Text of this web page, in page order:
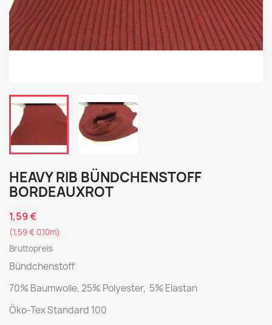
HEAVY RIB BÜNDCHENSTOFF
BORDEAUXROT
1,59 €
(1,59 € 0.10m)
Bruttopreis
Bündchenstoff
70% Baumwolle, 25% Polyester, 5% Elastan
Öko-Tex Standard 100